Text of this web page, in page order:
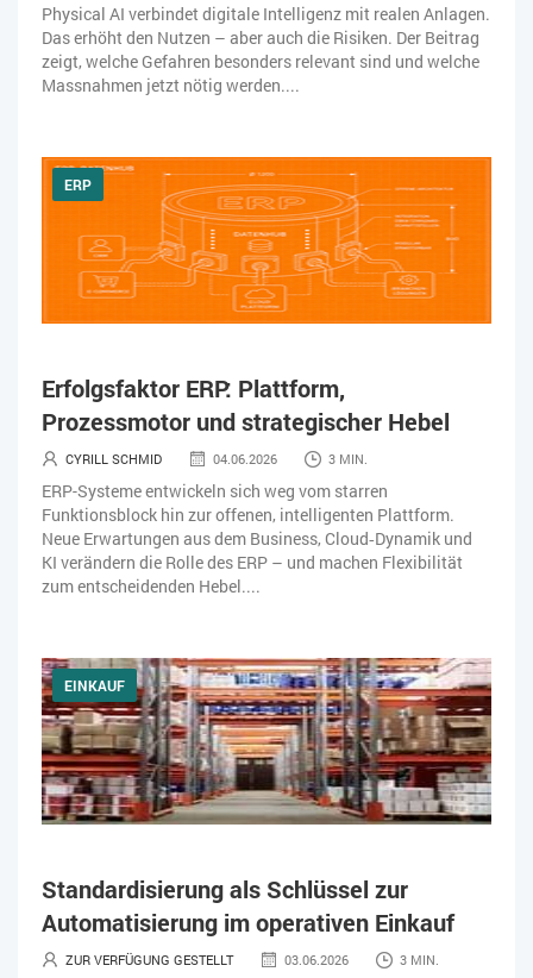
Physical AI verbindet digitale Intelligenz mit realen Anlagen.
Das erhöht den Nutzen – aber auch die Risiken. Der Beitrag
zeigt, welche Gefahren besonders relevant sind und welche
Massnahmen jetzt nötig werden....
ERP
Erfolgsfaktor ERP: Plattform,
Prozessmotor und strategischer Hebel
CYRILL SCHMID 04.06.2026 3 MIN.
ERP-Systeme entwickeln sich weg vom starren
Funktionsblock hin zur offenen, intelligenten Plattform.
Neue Erwartungen aus dem Business, Cloud‑Dynamik und
KI verändern die Rolle des ERP – und machen Flexibilität
zum entscheidenden Hebel....
EINKAUF
Standardisierung als Schlüssel zur
Automatisierung im operativen Einkauf
ZUR VERFÜGUNG GESTELLT 03.06.2026 3 MIN.